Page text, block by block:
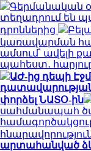
Գերմանական
տեղադրում են
դրոններից
կառավարման
ամսում՝ ավելի
պահեստ․
ԱԺ-ից դեպի
փորձել ՆԱՏՕ-ին
սահմանապահ
արտահանված